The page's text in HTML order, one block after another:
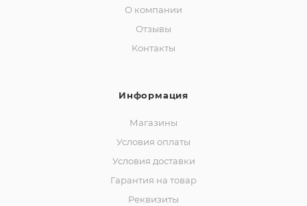
О компании
Отзывы
Контакты
Информация
Магазины
Условия оплаты
Условия доставки
Гарантия на товар
Реквизиты